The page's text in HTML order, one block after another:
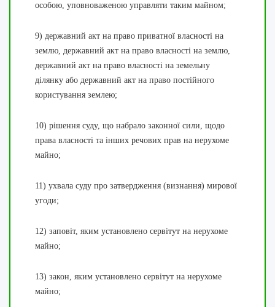
особою, уповноваженою управляти таким майном;
9) державний акт на право приватної власності на
землю, державний акт на право власності на землю,
державний акт на право власності на земельну
ділянку або державний акт на право постійного
користування землею;
10) рішення суду, що набрало законної сили, щодо
права власності та інших речових прав на нерухоме
майно;
11) ухвала суду про затвердження (визнання) мирової
угоди;
12) заповіт, яким установлено сервітут на нерухоме
майно;
13) закон, яким установлено сервітут на нерухоме
майно;